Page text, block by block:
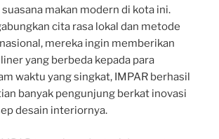
makan modern di kota ini.
cita rasa lokal dan metode
mereka ingin memberikan
yang berbeda kepada para
waktu yang singkat, IMPAR berhasil
banyak pengunjung berkat inovasi
desain interiornya.